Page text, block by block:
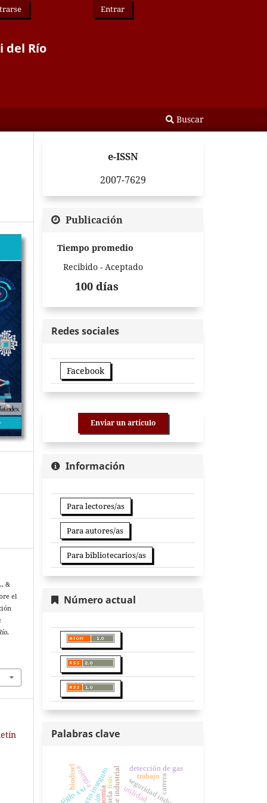
del Río
Buscar
Entrar
&
el
,
e-ISSN
2007-7629
Publicación
Tiempo promedio
Recibido - Aceptado
100 días
Redes sociales
Facebook
Enviar un artículo
Información
Para lectores/as
Para autores/as
Para bibliotecarios/as
Número actual
Palabras clave
acto inseguro carrera
siglo xxi utilidad
energia
biodisel detección de gas
físic trabajo